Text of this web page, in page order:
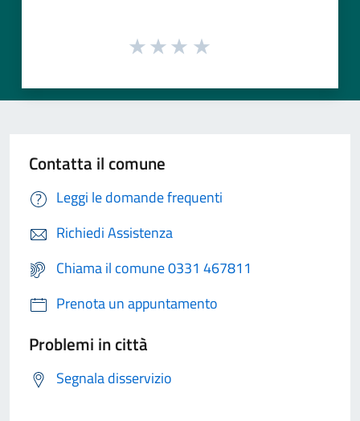
Contatta il comune
Leggi le domande frequenti
Richiedi Assistenza
Chiama il comune 0331 467811
Prenota un appuntamento
Problemi in città
Segnala disservizio